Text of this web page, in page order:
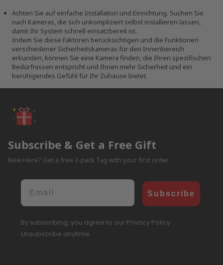
Achten Sie auf einfache Installation und Einrichtung. Suchen Sie
nach Kameras, die sich unkompliziert selbst installieren lassen,
damit Ihr System schnell einsatzbereit ist.
Indem Sie diese Faktoren berücksichtigen und die Funktionen
verschiedener Sicherheitskameras für den Innenbereich
erkunden, können Sie eine Kamera finden, die Ihren spezifischen
Bedürfnissen entspricht und Ihnen mehr Sicherheit und ein
beruhigendes Gefühl für Ihr Zuhause bietet.
Subscribe & Get a Free Gift
New Here? Get a free 3-pack Tag with your first order.
Email
Subscribe
By subscribing, you agree to our Privacy Policy.
Unsubscribe anytime.